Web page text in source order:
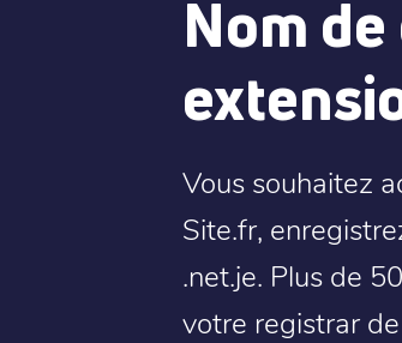
Nom
Vous souhaitez
Site.fr,
.net.je. Plus de
votre registrar